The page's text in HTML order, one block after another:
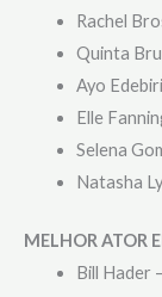
Rachel
Quinta
Ayo
Elle
Selena
Natasha
MELHOR ATOR
Bill Hader